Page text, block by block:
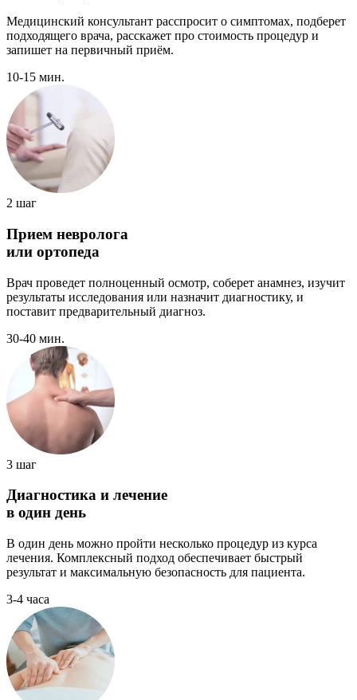
Медицинский консультант расспросит о симптомах, подберет
подходящего врача, расскажет про стоимость процедур и
запишет на первичный приём.
10-15 мин.
2 шаг
Прием невролога
или ортопеда
Врач проведет полноценный осмотр, соберет анамнез, изучит
результаты исследования или назначит диагностику, и
поставит предварительный диагноз.
30-40 мин.
3 шаг
Диагностика и лечение
в один день
В один день можно пройти несколько процедур из курса
лечения. Комплексный подход обеспечивает быстрый
результат и максимальную безопасность для пациента.
3-4 часа